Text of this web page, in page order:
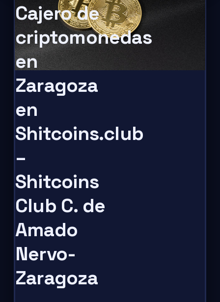
Cajero de
criptomonedas
en
Zaragoza
en
Shitcoins.club
–
Shitcoins
Club C. de
Amado
Nervo-
Zaragoza